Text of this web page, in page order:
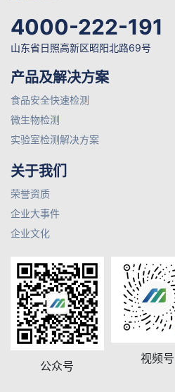
4000-222-191
山东省日照高新区昭阳北路69号
产品及解决方案
食品安全快速检测
微生物检测
实验室检测解决方案
关于我们
荣誉资质
企业大事件
企业文化
公众号
视频号